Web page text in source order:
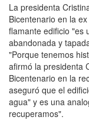
La presidenta
Bicentenario en la
flamante edificio "es
abandonada y
"Porque tenemos
afirmó la presidenta
Bicentenario en la
aseguró que el
agua" y es una
recuperamos".